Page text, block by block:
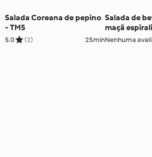
Salada Coreana de pepino
- TM5
5.0 (2) 25min
Salada de
maçã
feta e nozes -
Nenhuma